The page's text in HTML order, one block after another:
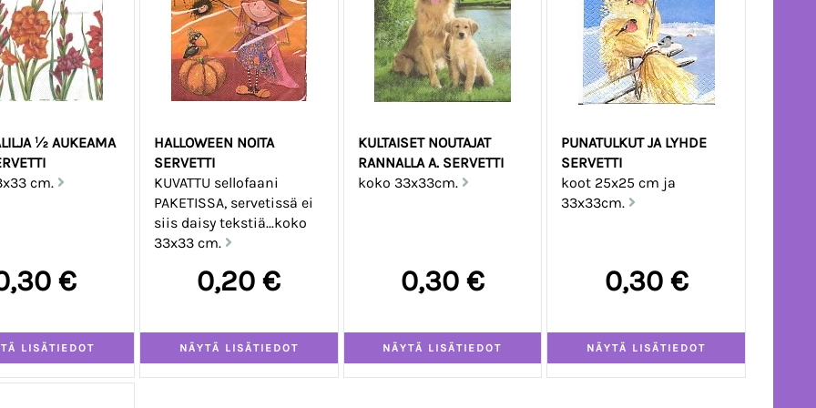
½ AUKEAMA
cm.
€
HALLOWEEN NOITA
SERVETTI
KUVATTU sellofaani
PAKETISSA, servetissä ei
siis daisy tekstiä...koko
33x33 cm.
0,20 €
KULTAISET NOUTAJAT
RANNALLA A. SERVETTI
koko 33x33cm.
0,30 €
PUNATULKUT JA LYHDE
SERVETTI
koot 25x25 cm ja
33x33cm.
0,30 €